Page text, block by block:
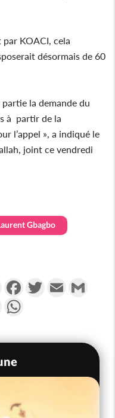
par KOACI, cela
désormais de 60
partie la demande du
à partir de la
l’appel », a indiqué le
joint ce vendredi
Gbagbo
PartagerFacebookTwitterEmail
Messenger